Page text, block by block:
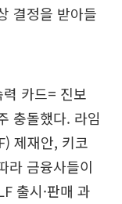
결정을 받아들
카드= 진보
충돌했다. 라임
제재안, 키코
라 금융사들이
출시·판매 과